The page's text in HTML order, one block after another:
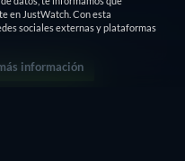
en JustWatch. Con esta
sociales externas y plataformas
información